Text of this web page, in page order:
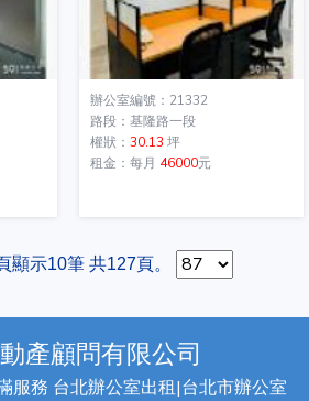
辦公室編號：21332
路段：基隆路一段
權狀： 30.13 坪
租金：每月 46000元
顯示10筆 共127頁。
產顧問有限公司
服務 台北辦公室出租|台北市辦公室